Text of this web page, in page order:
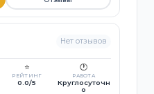
Нет отзывов
⭐
РЕЙТИНГ
0.0/5
🕐
РАБОТА
Круглосуточн
о